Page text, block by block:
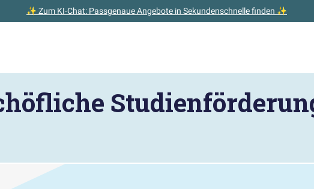
✨ Zum KI-Chat: Passgenaue Angebote in Sekundenschnelle finden ✨